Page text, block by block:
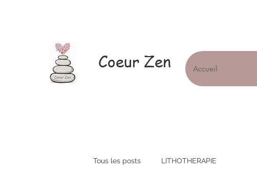
Coeur Zen Accueil
Tous les posts LITHOTHERAPIE